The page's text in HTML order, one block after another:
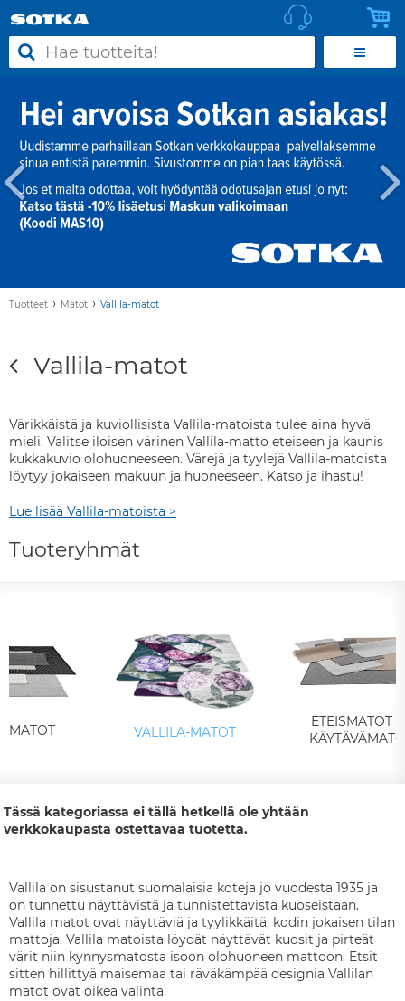
Tuotteet › Matot › Vallila-matot
Vallila-matot
Värikkäistä ja kuviollisista Vallila-matoista tulee aina hyvä
mieli. Valitse iloisen värinen Vallila-matto eteiseen ja kaunis
kukkakuvio olohuoneeseen. Värejä ja tyylejä Vallila-matoista
löytyy jokaiseen makuun ja huoneeseen. Katso ja ihastu!
Lue lisää Vallila-matoista >
Tuoteryhmät
MATOT VALLILA-MATOT
ETEISMATOT
Tässä kategoriassa ei tällä hetkellä ole yhtään
verkkokaupasta ostettavaa tuotetta.
Vallila on sisustanut suomalaisia koteja jo vuodesta 1935 ja
on tunnettu näyttävistä ja tunnistettavista kuoseistaan.
Vallila matot ovat näyttäviä ja tyylikkäitä, kodin jokaisen tilan
mattoja. Vallila matoista löydät näyttävät kuosit ja pirteät
värit niin kynnysmatosta isoon olohuoneen mattoon. Etsit
sitten hillittyä maisemaa tai räväkämpää designia Vallilan
matot ovat oikea valinta.